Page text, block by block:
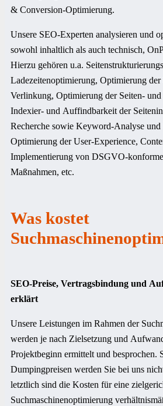
& Conversion-Optimierung.
Unsere SEO-Experten analysieren und
sowohl inhaltlich als auch technisch,
Hierzu gehören u.a.
Ladezeitenoptimierung, Optimierung
Verlinkung, Optimierung der Seiten-
Indexier- und Auffindbarkeit der
Recherche sowie Keyword-Analyse und
Optimierung der User-Experience,
Implementierung von DSGVO-
Maßnahmen, etc.
Was kostet
SEO-Preise, Vertragsbindung und
erklärt
Unsere Leistungen im Rahmen der
werden je nach Zielsetzung und
Projektbeginn ermittelt und besprochen.
Dumpingpreisen werden Sie bei uns
letztlich sind die Kosten für eine
Suchmaschinenoptimierung